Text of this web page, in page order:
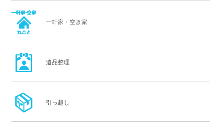
一軒家・空き家
遺品整理
引っ越し